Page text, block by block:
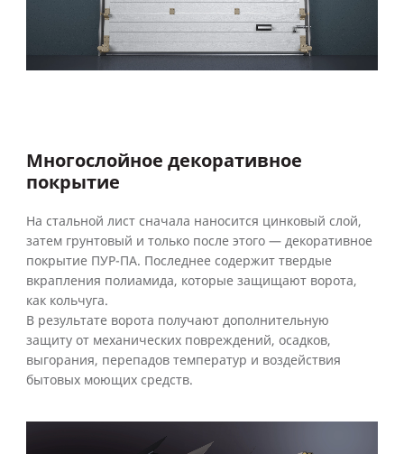
Многослойное декоративное
покрытие
На стальной лист сначала наносится цинковый слой,
затем грунтовый и только после этого — декоративное
покрытие ПУР-ПА. Последнее содержит твердые
вкрапления полиамида, которые защищают ворота,
как кольчуга.
В результате ворота получают дополнительную
защиту от механических повреждений, осадков,
выгорания, перепадов температур и воздействия
бытовых моющих средств.